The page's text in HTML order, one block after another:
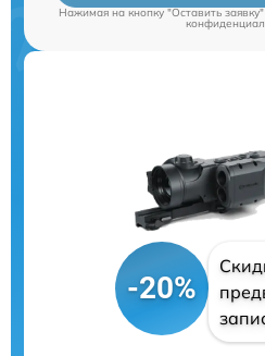
Нажимая на кнопку "Оставить
-20%